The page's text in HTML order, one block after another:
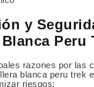
y
Peru
razones por las
blanca peru trek
riesgos: